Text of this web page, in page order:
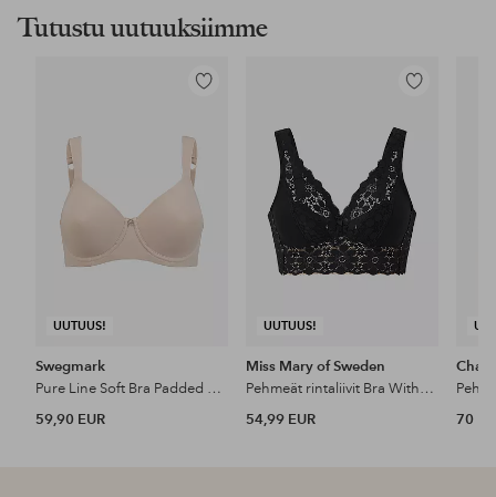
Tutustu uutuuksiimme
UUTUUS!
Lisää
Swegmark
Pure Line Soft Bra Padded Cups
59,90 EUR
UUTUUS!
Lisää
Miss Mary of Sweden
Pehmeät rintaliivit Bra Without Underwire
54,99 EUR
70